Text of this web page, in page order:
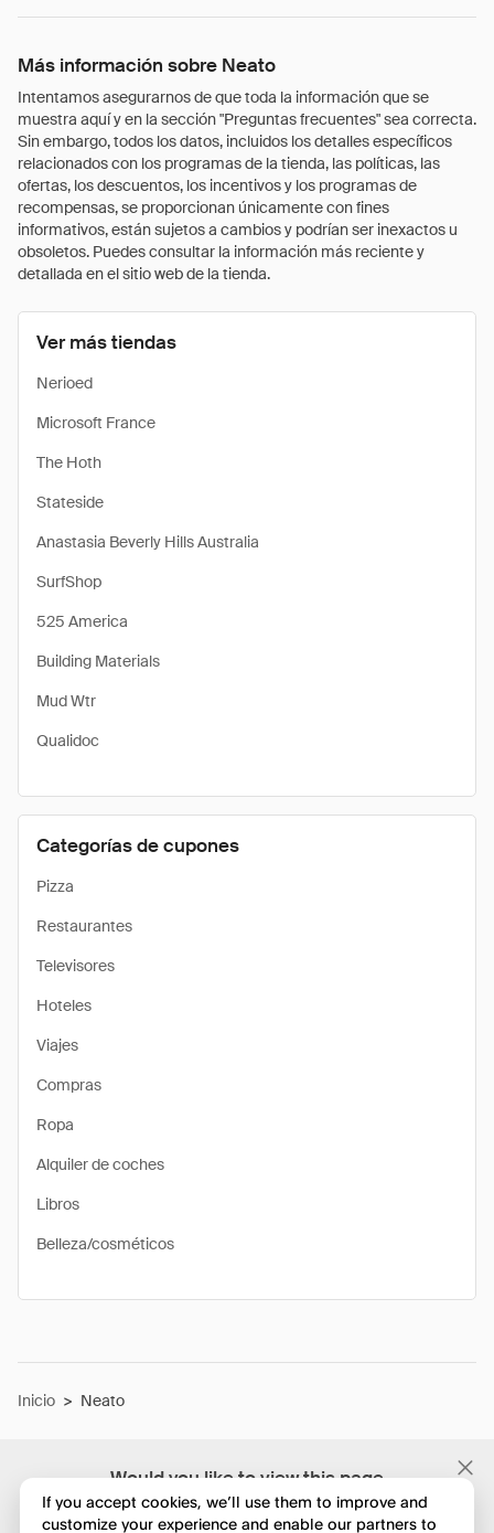
Would you like to view this page
in English?
Más información sobre Neato
Intentamos asegurarnos de que toda la información que se
muestra aquí y en la sección "Preguntas frecuentes" sea correcta.
Sin embargo, todos los datos, incluidos los detalles específicos
relacionados con los programas de la tienda, las políticas, las
ofertas, los descuentos, los incentivos y los programas de
recompensas, se proporcionan únicamente con fines
informativos, están sujetos a cambios y podrían ser inexactos u
obsoletos. Puedes consultar la información más reciente y
detallada en el sitio web de la tienda.
Ver más tiendas
Nerioed
Microsoft France
The Hoth
Stateside
Anastasia Beverly Hills Australia
SurfShop
525 America
Building Materials
Mud Wtr
Qualidoc
Categorías de cupones
Pizza
Restaurantes
Televisores
Hoteles
Viajes
Compras
Ropa
Alquiler de coches
Libros
Belleza/cosméticos
Inicio > Neato
If you accept cookies, we’ll use them to improve and
customize your experience and enable our partners to